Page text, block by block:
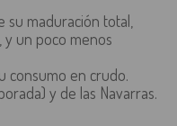
su maduración total,
y un poco menos
consumo en crudo.
y de las Navarras.